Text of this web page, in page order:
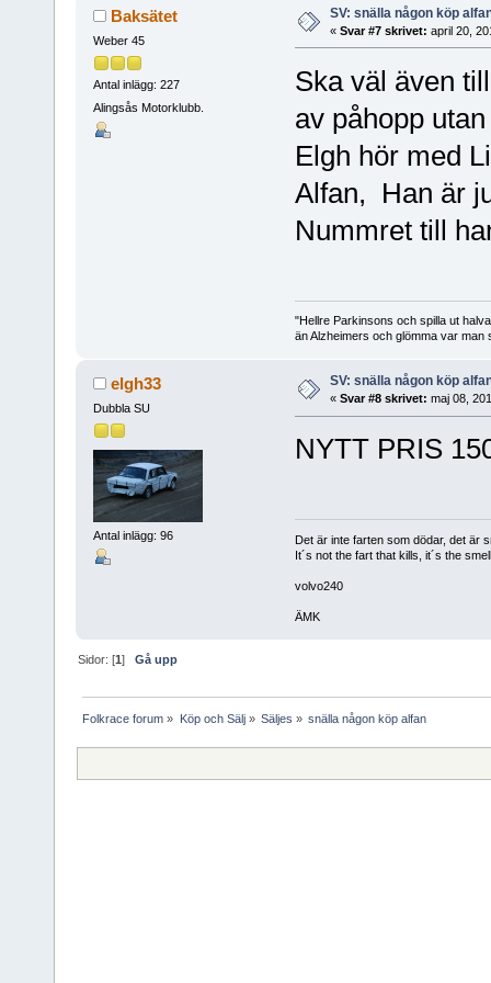
Baksätet
Weber 45
Antal inlägg: 227
Alingsås Motorklubb.
SV: snälla någon köp
« Svar #7 skrivet: april 20,
Ska väl även
av påhopp
Elgh hör med
Alfan, Han är
Nummret till
"Hellre Parkinsons och spilla ut
än Alzheimers och glömma var man
elgh33
Dubbla SU
Antal inlägg: 96
SV: snälla någon köp
« Svar #8 skrivet: maj 08,
NYTT PRIS
Det är inte farten som dödar, det är
It´s not the fart that kills, it´s the
volvo240
ÄMK
Sidor: [1]Gå upp
Folkrace forum » Köp och Sälj» Säljes » snälla någon köp alfan